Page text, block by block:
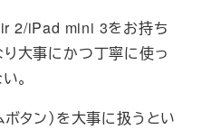
2/iPad mini 3をお持ち
大事にかつ丁寧に使っ
。
ボタン）を大事に扱うとい